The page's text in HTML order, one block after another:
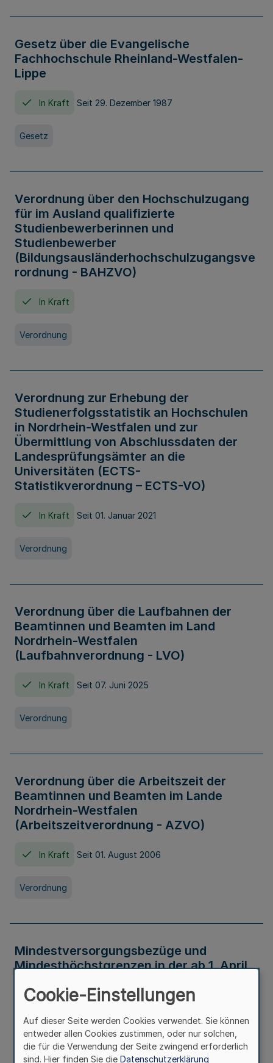
Gesetz über die Evangelische
Fachhochschule Rheinland-Westfalen-
Lippe
In Kraft Seit 29. Dezember 1987
Gesetz
Verordnung über den Hochschulzugang
für im Ausland qualifizierte
Studienbewerberinnen und
Studienbewerber
(Bildungsausländerhochschulzugangsve
rordnung - BAHZVO)
In Kraft
Verordnung
Verordnung zur Erhebung der
Studienerfolgsstatistik an Hochschulen
in Nordrhein-Westfalen und zur
Übermittlung von Abschlussdaten der
Landesprüfungsämter an die
Universitäten (ECTS-
Statistikverordnung – ECTS-VO)
In Kraft Seit 01. Januar 2021
Verordnung
Verordnung über die Laufbahnen der
Beamtinnen und Beamten im Land
Nordrhein-Westfalen
(Laufbahnverordnung - LVO)
In Kraft Seit 07. Juni 2025
Verordnung
Verordnung über die Arbeitszeit der
Beamtinnen und Beamten im Lande
Nordrhein-Westfalen
(Arbeitszeitverordnung - AZVO)
In Kraft Seit 01. August 2006
Verordnung
Mindestversorgungsbezüge und
Mindesthöchstgrenzen in der ab 1. April
Verwaltungsvorschrift
Cookie-Einstellungen
Auf dieser Seite werden Cookies verwendet. Sie können
entweder allen Cookies zustimmen, oder nur solchen,
die für die Verwendung der Seite zwingend erforderlich
sind. Hier finden Sie die Datenschutzerklärung